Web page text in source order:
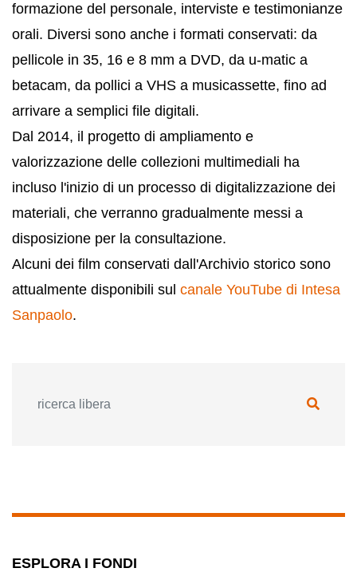
formazione del personale, interviste e testimonianze
orali. Diversi sono anche i formati conservati: da
pellicole in 35, 16 e 8 mm a DVD, da u-matic a
betacam, da pollici a VHS a musicassette, fino ad
arrivare a semplici file digitali.
Dal 2014, il progetto di ampliamento e
valorizzazione delle collezioni multimediali ha
incluso l'inizio di un processo di digitalizzazione dei
materiali, che verranno gradualmente messi a
disposizione per la consultazione.
Alcuni dei film conservati dall'Archivio storico sono
attualmente disponibili sul canale YouTube di Intesa
Sanpaolo.
ESPLORA I FONDI